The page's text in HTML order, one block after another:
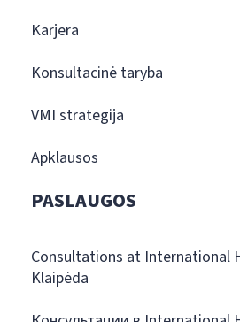
Karjera
Konsultacinė taryba
VMI strategija
Apklausos
PASLAUGOS
Consultations at International
Klaipėda